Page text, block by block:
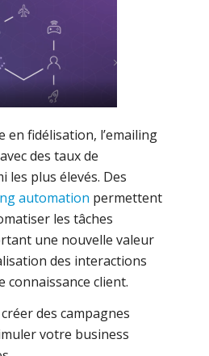
en fidélisation, l’emailing
des taux de
plus élevés. Des
automation permettent
les tâches
une nouvelle valeur
des interactions
connaissance client.
des campagnes
votre business